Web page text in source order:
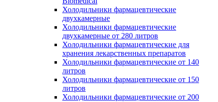
Холодильники фармацевтические
двухкамерные
Холодильники фармацевтические
двухкамерные от 280 литров
Холодильники фармацевтические для
хранения лекарственных препаратов
Холодильники фармацевтические от 140
литров
Холодильники фармацевтические от 150
литров
Холодильники фармацевтические от 200